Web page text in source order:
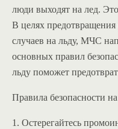
люди выходят на лед.
В целях
случаев на льду, МЧС
основных правил
льду поможет
Правила безопасности
1. Остерегайтесь